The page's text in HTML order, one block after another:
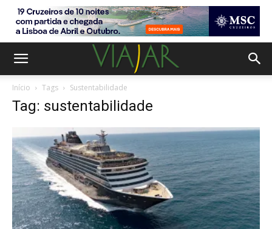
Início Tags Sustentabilidade
Tag: sustentabilidade